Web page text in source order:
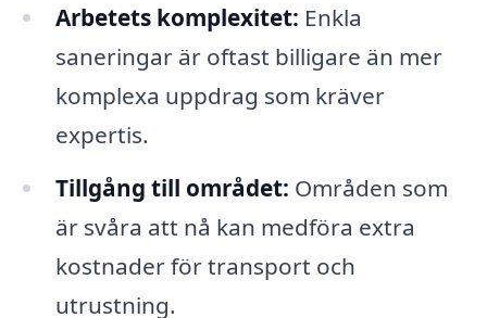
Arbetets komplexitet: Enkla
saneringar är oftast billigare än mer
komplexa uppdrag som kräver
expertis.
Tillgång till området: Områden som
är svåra att nå kan medföra extra
kostnader för transport och
utrustning.